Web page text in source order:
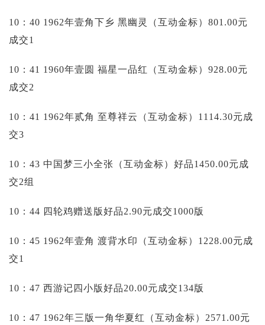
10：40 1962年壹角下乡 黑幽灵（互动金标）801.00元
成交1
10：41 1960年壹圆 福星一品红（互动金标）928.00元
成交2
10：41 1962年贰角 至尊祥云（互动金标）1114.30元成
交3
10：43 中国梦三小全张（互动金标）好品1450.00元成
交2组
10：44 四轮鸡赠送版好品2.90元成交1000版
10：45 1962年壹角 渡背水印（互动金标）1228.00元成
交1
10：47 西游记四小版好品20.00元成交134版
10：47 1962年三版一角华夏红（互动金标）2571.00元